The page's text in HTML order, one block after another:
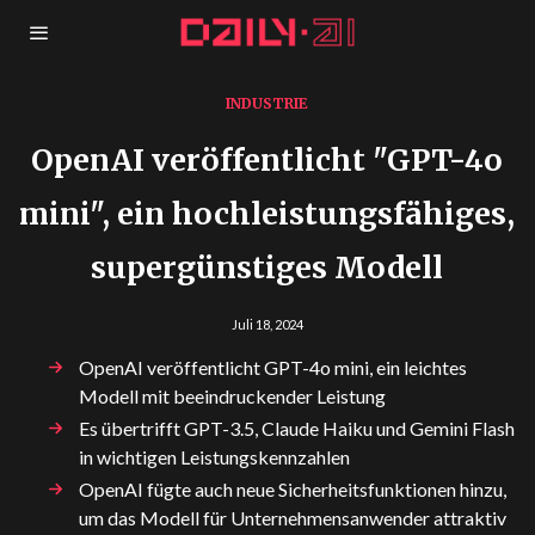
INDUSTRIE
OpenAI veröffentlicht "GPT-4o
mini", ein hochleistungsfähiges,
supergünstiges Modell
Juli 18, 2024
OpenAI veröffentlicht GPT-4o mini, ein leichtes
Modell mit beeindruckender Leistung
Es übertrifft GPT-3.5, Claude Haiku und Gemini Flash
in wichtigen Leistungskennzahlen
OpenAI fügte auch neue Sicherheitsfunktionen hinzu,
um das Modell für Unternehmensanwender attraktiv